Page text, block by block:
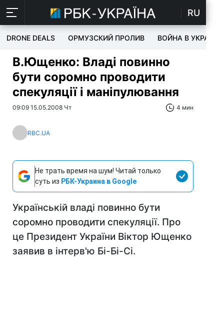
RU
DRONE DEALS ОРМУЗСКИЙ ПРОЛИВ ВОЙНА В УКРАИНЕ
В.Ющенко: Владі повинно
бути соромно проводити
спекуляції і маніпулювання
09:09 15.05.2008 Чт 4 мин
RBC.UA
Не трать время на шум! Читай только
суть из РБК-Украина в Google
Українській владі повинно бути
соромно проводити спекуляції. Про
це Президент України Віктор Ющенко
заявив в інтерв'ю Бі-Бі-Сі.